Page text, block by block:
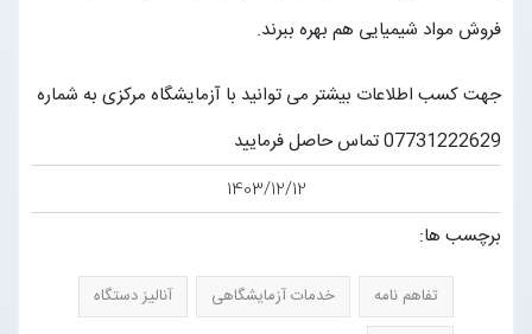
فروش مواد شیمیایی هم بهره ببرند.
جهت کسب اطلاعات بیشتر می توانید با آزمایشگاه مرکزی به شماره
07731222629 تماس حاصل فرمایید
1403/12/12
برچسب ها:
تفاهم نامه خدمات آزمایشگاهی
آنالیز دستگاه